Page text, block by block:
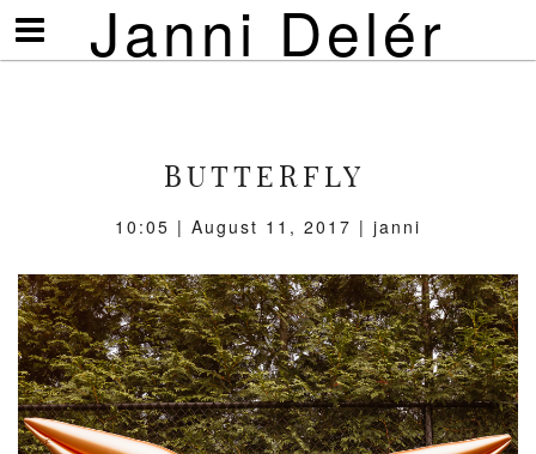
Janni Delér
Visa/göm
meny
BUTTERFLY
10:05 | August 11, 2017 | janni